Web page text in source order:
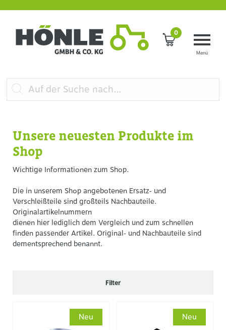
0
Unsere neuesten Produkte im
Shop
Wichtige Informationen zum Shop.
Die in unserem Shop angebotenen Ersatz‐ und
Verschleißteile sind großteils Nachbauteile.
Originalartikelnummern
dienen hier lediglich dem Vergleich und zum schnellen
finden passender Artikel. Original‐ und Nachbauteile sind
dementsprechend benannt.
Filter
Neu Neu